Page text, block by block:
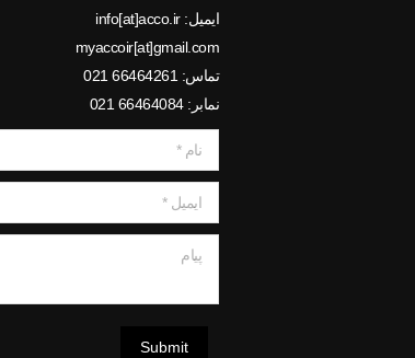
ایمیل: info[at]acco.ir
myaccoir[at]gmail.com
تماس: 66464261 021
نمابر: 66464084 021
نام *
ایمیل *
Submit